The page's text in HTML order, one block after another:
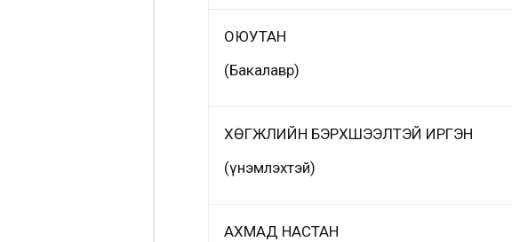
ОЮУТАН
(Бакалавр)
ХӨГЖЛИЙН БЭРХШЭЭЛТЭЙ ИРГЭН
(үнэмлэхтэй)
АХМАД НАСТАН